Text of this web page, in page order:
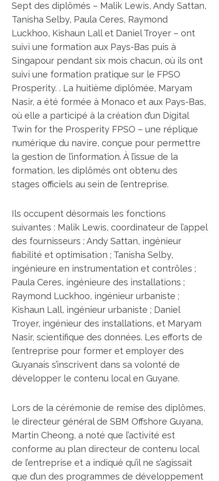
Sept des diplômés – Malik Lewis, Andy Sattan,
Tanisha Selby, Paula Ceres, Raymond
Luckhoo, Kishaun Lall et Daniel Troyer – ont
suivi une formation aux Pays-Bas puis à
Singapour pendant six mois chacun, où ils ont
suivi une formation pratique sur le FPSO
Prosperity. . La huitième diplômée, Maryam
Nasir, a été formée à Monaco et aux Pays-Bas,
où elle a participé à la création d’un Digital
Twin for the Prosperity FPSO – une réplique
numérique du navire, conçue pour permettre
la gestion de l’information. À l’issue de la
formation, les diplômés ont obtenu des
stages officiels au sein de l’entreprise.
Ils occupent désormais les fonctions
suivantes : Malik Lewis, coordinateur de l’appel
des fournisseurs ; Andy Sattan, ingénieur
fiabilité et optimisation ; Tanisha Selby,
ingénieure en instrumentation et contrôles ;
Paula Ceres, ingénieure des installations ;
Raymond Luckhoo, ingénieur urbaniste ;
Kishaun Lall, ingénieur urbaniste ; Daniel
Troyer, ingénieur des installations, et Maryam
Nasir, scientifique des données. Les efforts de
l’entreprise pour former et employer des
Guyanais s’inscrivent dans sa volonté de
développer le contenu local en Guyane.
Lors de la cérémonie de remise des diplômes,
le directeur général de SBM Offshore Guyana,
Martin Cheong, a noté que l’activité est
conforme au plan directeur de contenu local
de l’entreprise et a indiqué qu’il ne s’agissait
que d’un des programmes de développement